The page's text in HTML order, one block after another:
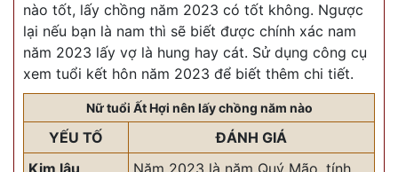
nào tốt, lấy chồng năm 2023 có tốt không. Ngược
lại nếu bạn là nam thì sẽ biết được chính xác nam
năm 2023 lấy vợ là hung hay cát. Sử dụng công cụ
xem tuổi kết hôn năm 2023 để biết thêm chi tiết.
Nữ tuổi Ất Hợi nên lấy chồng năm nào
YẾU TỐ
ĐÁNH GIÁ